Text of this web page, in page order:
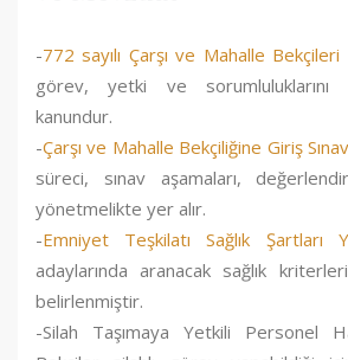
-772 sayılı Çarşı ve Mahalle Bekçileri
görev, yetki ve sorumluluklarını
kanundur.
-Çarşı ve Mahalle Bekçiliğine Giriş
süreci, sınav aşamaları,
yönetmelikte yer alır.
-Emniyet Teşkilatı Sağlık Şartları
adaylarında aranacak sağlık
belirlenmiştir.
-Silah Taşımaya Yetkili Personel